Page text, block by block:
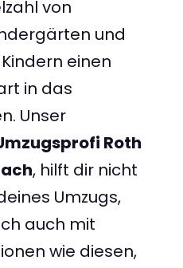
von
und
einen
in das
Unser
Roth
, hilft dir nicht
Umzugs,
auch mit
wie diesen,